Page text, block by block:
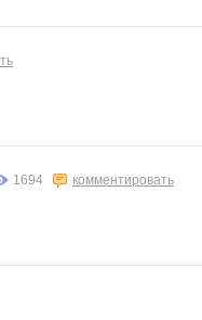
1694 комментировать